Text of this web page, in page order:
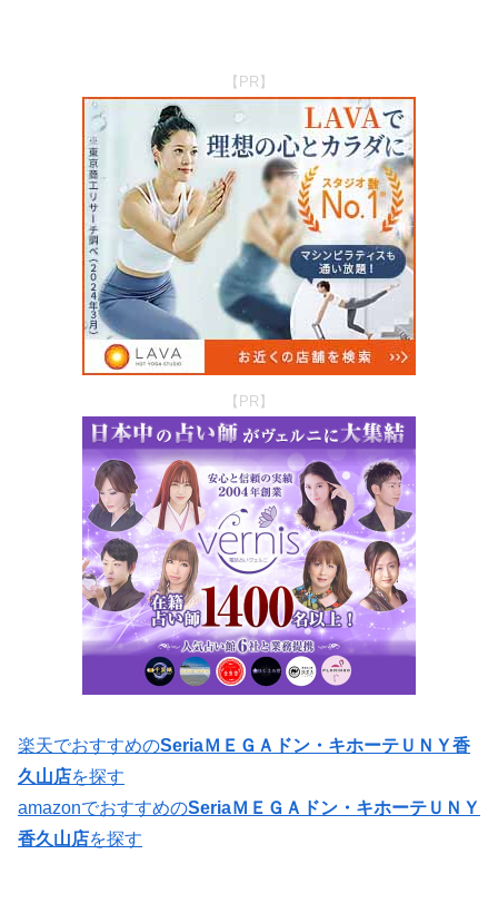
【PR】
【PR】
楽天でおすすめのSeriaＭＥＧＡドン・キホーテＵＮＹ香
久山店を探す
amazonでおすすめのSeriaＭＥＧＡドン・キホーテＵＮＹ
香久山店を探す